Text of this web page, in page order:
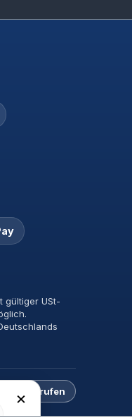
gültiger USt-
widerrufen
×